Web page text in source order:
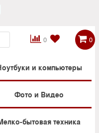
0

 0
и компьютеры
Фото и Видео
бытовая техника